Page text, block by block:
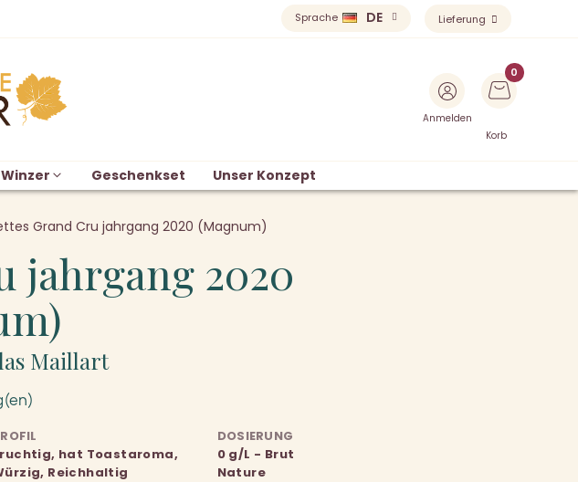
Sprache DE Lieferung
Anmelden
Korb
Geschenkset Unser Konzept
Grand Cru jahrgang 2020 (Magnum)
jahrgang 2020
Maillart
hat Toastaroma,
Reichhaltig
DOSIERUNG
0 g/L - Brut
Nature